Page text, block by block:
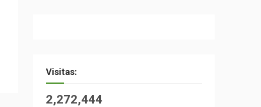
Visitas:
2,272,444